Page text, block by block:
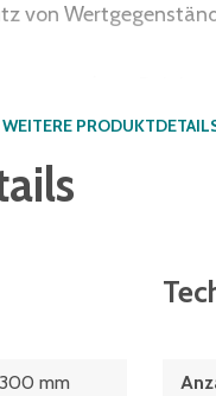
von
erweiterbar mit
WEITERE
300 mm